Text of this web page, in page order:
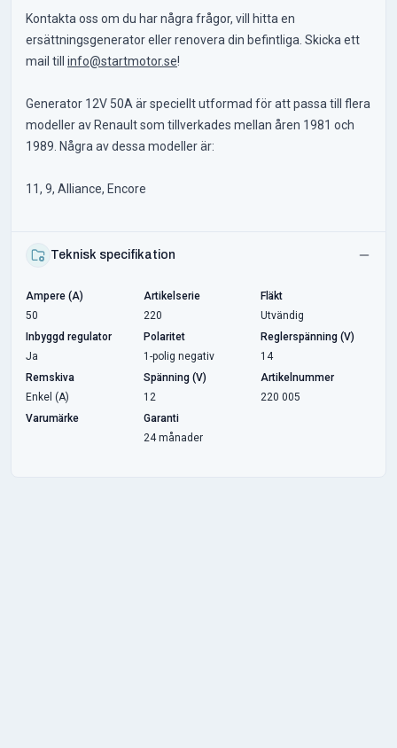
Kontakta oss om du har några frågor, vill hitta en
ersättningsgenerator eller renovera din befintliga. Skicka ett
mail till info@startmotor.se!
Generator 12V 50A är speciellt utformad för att passa till flera
modeller av Renault som tillverkades mellan åren 1981 och
1989. Några av dessa modeller är:
11, 9, Alliance, Encore
Teknisk specifikation
Ampere (A)
50
Artikelserie
220
Fläkt
Utvändig
Inbyggd regulator
Ja
Polaritet
1-polig negativ
Reglerspänning (V)
14
Remskiva
Enkel (A)
Spänning (V)
12
Artikelnummer
220 005
Varumärke
Garanti
24 månader